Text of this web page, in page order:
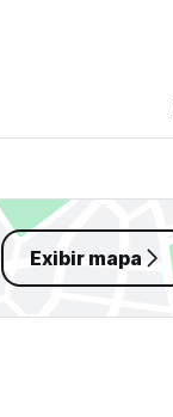
Exibir mapa